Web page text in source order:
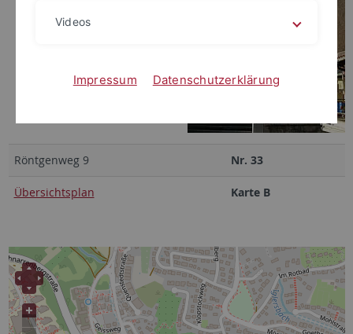
Röntgenweg 9 Nr. 33
Übersichtsplan Karte B
Videos
Impressum Datenschutzerklärung